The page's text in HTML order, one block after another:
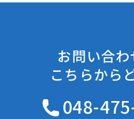
お問い合わ
こちらから
048-